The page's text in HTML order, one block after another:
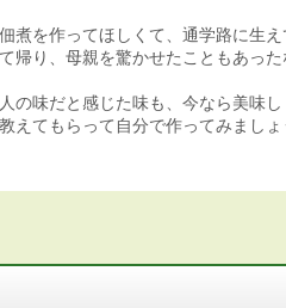
煮を作ってほしくて、通学路に生
帰り、母親を驚かせたこともあっ
の味だと感じた味も、今なら美味
えてもらって自分で作ってみまし